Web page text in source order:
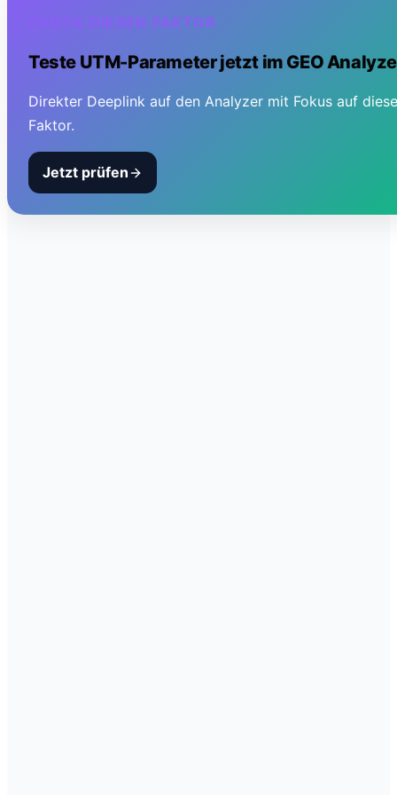
CHECK DIESEN FAKTOR
Teste UTM-Parameterjetzt im GEO
Direkter Deeplink auf den Analyzer mit Fokus auf
Faktor.
Jetzt prüfen